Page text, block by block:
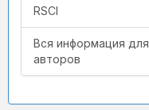
RSCI
Вся информация для
авторов